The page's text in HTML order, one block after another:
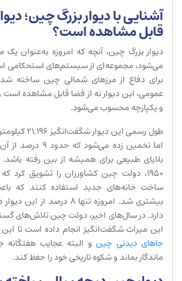
آشنایی با دیوار بزرگ چین؛
قابل مشاهده است؟
دیوار بزرگ چین، آنچه که امروزه به‌عنوان
می‌شود، مجموعه‌ای از سیستم‌های استحکامی
برای دفاع از مرزهای شمالی چین ساخته
عمومی، این دیوار نه از فضا قابل مشاهده است
و یکپارچه محسوب می‌شود.
اما تخمین زده
بلایای طبیعی برای همیشه از بین رفته باشد.
۱۹۵۰، دولت چین کشاورزان را تشویق کرد
ساخت خانه‌های جدید استفاده کنند که
بیشتری شد. امروزه تنها ۸
دارد. در سال‌های اخیر، دولت چین تلاش‌های
این میراث شگفت‌انگیز انجام داده است تا این
جاهای دیدنی چینو البته عجایب
ماندگار بماند و شکوه تاریخی خود را حفظ کند.